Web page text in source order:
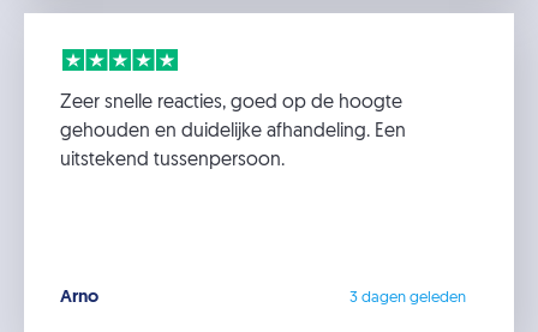
Zeer snelle reacties, goed op de hoogte
gehouden en duidelijke afhandeling. Een
uitstekend tussenpersoon.
Arno 3 dagen geleden